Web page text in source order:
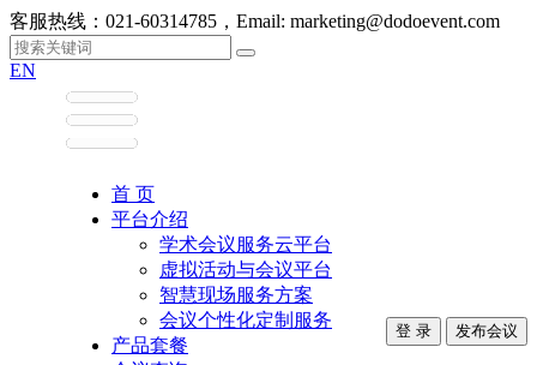
客服热线：021-60314785，Email: marketing@dodoevent.com
EN
首 页
平台介绍
学术会议服务云平台
虚拟活动与会议平台
智慧现场服务方案
会议个性化定制服务
产品套餐
登 录 发布会议